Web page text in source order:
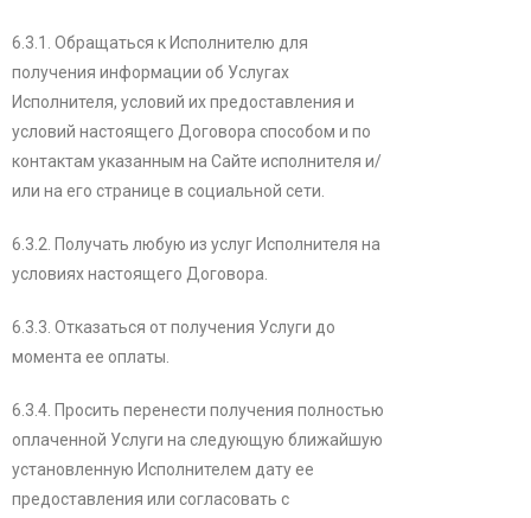
6.3.1. Обращаться к Исполнителю для
получения информации об Услугах
Исполнителя, условий их предоставления и
условий настоящего Договора способом и по
контактам указанным на Сайте исполнителя и/
или на его странице в социальной сети.
6.3.2. Получать любую из услуг Исполнителя на
условиях настоящего Договора.
6.3.3. Отказаться от получения Услуги до
момента ее оплаты.
6.3.4. Просить перенести получения полностью
оплаченной Услуги на следующую ближайшую
установленную Исполнителем дату ее
предоставления или согласовать с